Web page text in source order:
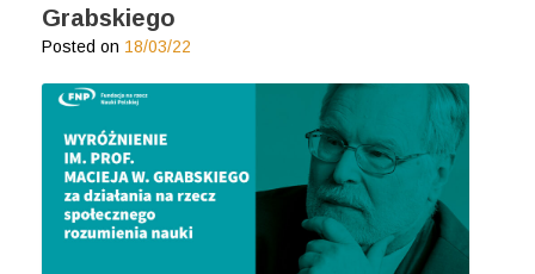
Grabskiego
Posted on 18/03/22